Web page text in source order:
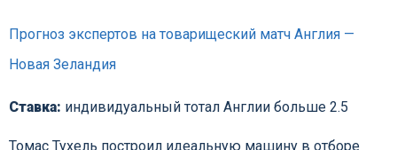
Прогноз экспертов на товарищеский матч Англия —
Новая Зеландия
Ставка: индивидуальный тотал Англии больше 2.5
Томас Тухель построил идеальную машину в отборе